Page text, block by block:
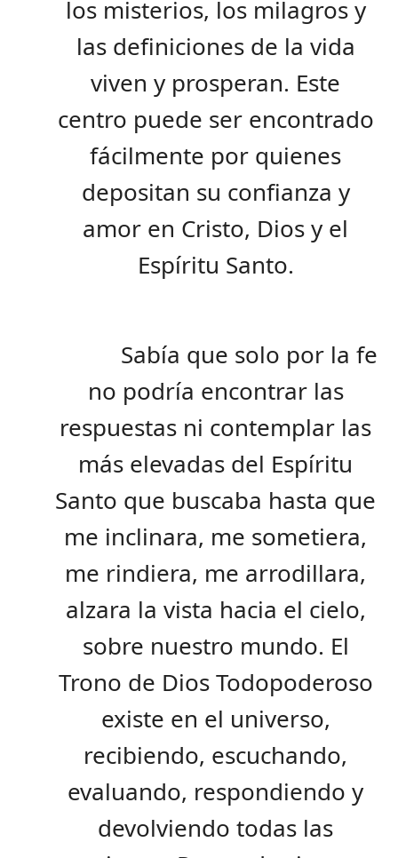
los misterios, los milagros y
las definiciones de la vida
viven y prosperan. Este
centro puede ser encontrado
fácilmente por quienes
depositan su confianza y
amor en Cristo, Dios y el
Espíritu Santo.
Sabía que solo por la fe
no podría encontrar las
respuestas ni contemplar las
más elevadas del Espíritu
Santo que buscaba hasta que
me inclinara, me sometiera,
me rindiera, me arrodillara,
alzara la vista hacia el cielo,
sobre nuestro mundo. El
Trono de Dios Todopoderoso
existe en el universo,
recibiendo, escuchando,
evaluando, respondiendo y
devolviendo todas las